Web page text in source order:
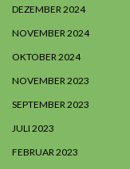
DEZEMBER 2024
NOVEMBER 2024
OKTOBER 2024
NOVEMBER 2023
SEPTEMBER 2023
JULI 2023
FEBRUAR 2023